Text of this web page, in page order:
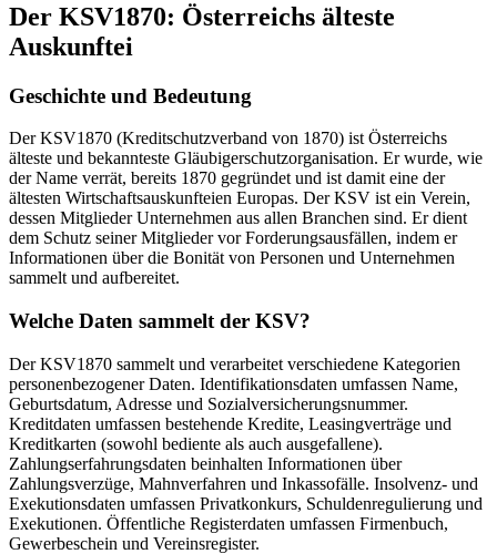
Der KSV1870: Österreichs älteste
Auskunftei
Geschichte und Bedeutung
Der KSV1870 (Kreditschutzverband von 1870) ist Österreichs
älteste und bekannteste Gläubigerschutzorganisation. Er wurde, wie
der Name verrät, bereits 1870 gegründet und ist damit eine der
ältesten Wirtschaftsauskunfteien Europas. Der KSV ist ein Verein,
dessen Mitglieder Unternehmen aus allen Branchen sind. Er dient
dem Schutz seiner Mitglieder vor Forderungsausfällen, indem er
Informationen über die Bonität von Personen und Unternehmen
sammelt und aufbereitet.
Welche Daten sammelt der KSV?
Der KSV1870 sammelt und verarbeitet verschiedene Kategorien
personenbezogener Daten. Identifikationsdaten umfassen Name,
Geburtsdatum, Adresse und Sozialversicherungsnummer.
Kreditdaten umfassen bestehende Kredite, Leasingverträge und
Kreditkarten (sowohl bediente als auch ausgefallene).
Zahlungserfahrungsdaten beinhalten Informationen über
Zahlungsverzüge, Mahnverfahren und Inkassofälle. Insolvenz- und
Exekutionsdaten umfassen Privatkonkurs, Schuldenregulierung und
Exekutionen. Öffentliche Registerdaten umfassen Firmenbuch,
Gewerbeschein und Vereinsregister.